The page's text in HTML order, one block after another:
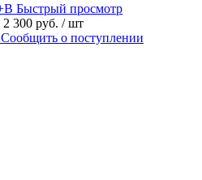
Быстрый просмотр
2 300 руб. / шт
Сообщить о поступлении